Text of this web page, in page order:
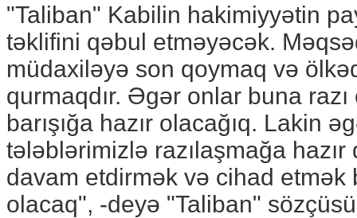
"Taliban" Kabilin hakimiyyətin
təklifini qəbul etməyəcək.
müdaxiləyə son qoymaq və
qurmaqdır. Əgər onlar buna
barışığa hazır olacağıq. Lakin
tələblərimizlə razılaşmağa
davam etdirmək və cihad etmək
olacaq", -deyə "Taliban"